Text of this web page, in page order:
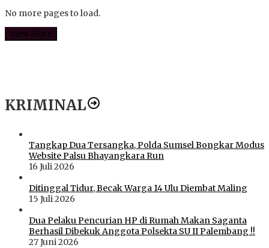
No more pages to load.
View More
KRIMINAL
Tangkap Dua Tersangka, Polda Sumsel Bongkar Modus
Website Palsu Bhayangkara Run
16 Juli 2026
Ditinggal Tidur, Becak Warga 14 Ulu Diembat Maling
15 Juli 2026
Dua Pelaku Pencurian HP di Rumah Makan Saganta
Berhasil Dibekuk Anggota Polsekta SU II Palembang !!
27 Juni 2026